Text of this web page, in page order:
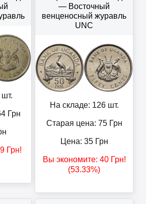
Грн
9 Грн!
— Восточный
венценосный журавль
UNC
На складе: 126 шт.
Старая цена: 75Грн
Цена: 35Грн
Вы экономите: 40Грн!
(53.33%)